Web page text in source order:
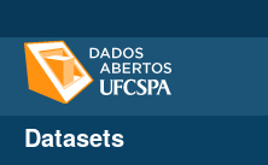
Datasets
Datasets